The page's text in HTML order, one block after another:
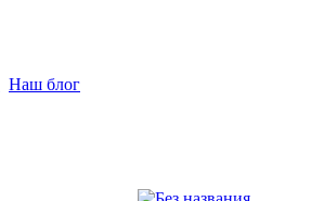
Наш блог